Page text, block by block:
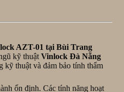
AZT-01 tại Bùi Trang
kỹ thuật Vinlock Đà Nẵng
kỹ thuật và đảm bảo tính thẩm
ổn định. Các tính năng hoạt